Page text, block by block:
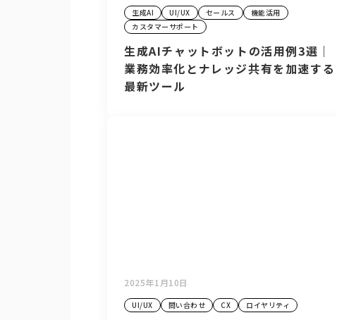
生成AI UI/UX セールス
機能活用
カスタマーサポート
生成AIチャットボットの活用例3選｜
業務効率化とナレッジ共有を加速する
最新ツール
2025年1月10日
UI/UX 問い合わせ CX ロイヤリティ